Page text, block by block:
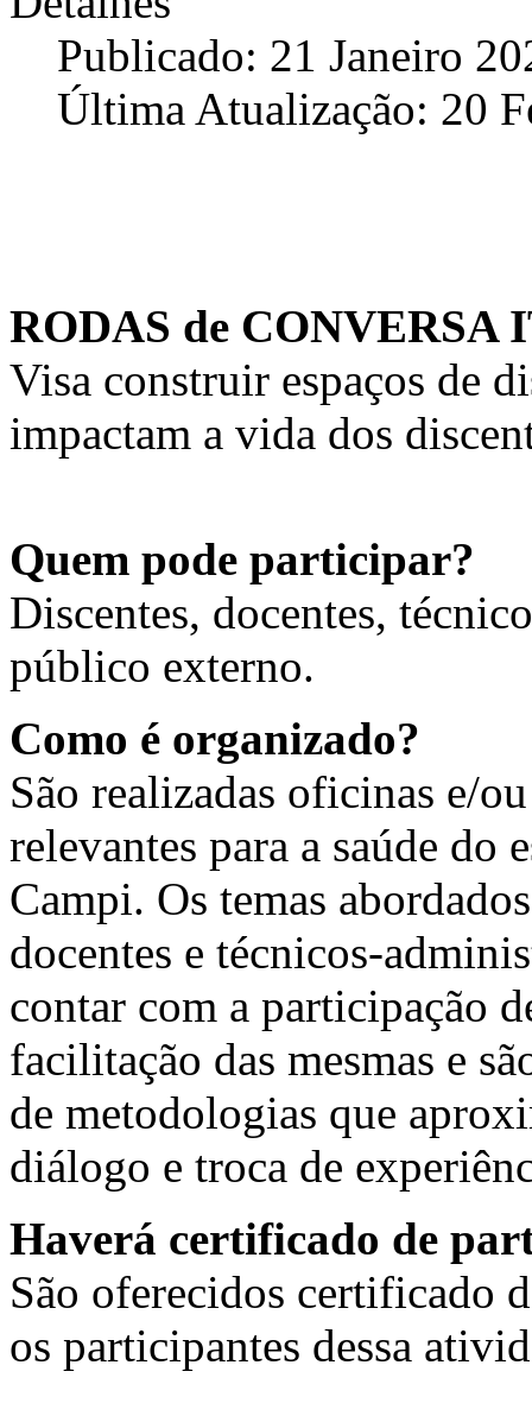
Publicado: 21 Janeiro
Última Atualização: 20
RODAS de CONVERSA
Visa construir espaços de
impactam a vida dos
Quem pode participar?
Discentes, docentes,
público externo.
Como é organizado?
São realizadas oficinas e/
relevantes para a saúde do
Campi. Os temas
docentes e técnicos-
contar com a participação
facilitação das mesmas e
de metodologias que
diálogo e troca de
Haverá certificado de
São oferecidos certificado
os participantes dessa